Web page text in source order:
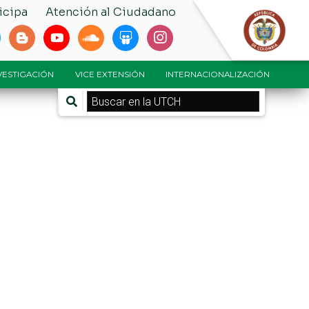
Atención al Ciudadano
VICE EXTENSIÓN INTERNACIONALIZACIÓN